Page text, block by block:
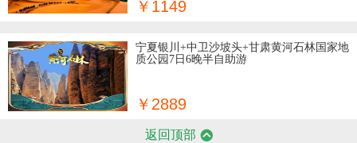
玉树
敦煌
￥1149
宁夏银川+中卫沙坡头+甘肃黄河石林国家地
质公园7日6晚半自助游
￥2889
返回顶部